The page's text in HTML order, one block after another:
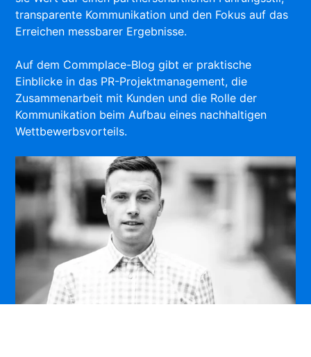
transparente Kommunikation und den Fokus auf das
Erreichen messbarer Ergebnisse.
Auf dem Commplace-Blog gibt er praktische
Einblicke in das PR-Projektmanagement, die
Zusammenarbeit mit Kunden und die Rolle der
Kommunikation beim Aufbau eines nachhaltigen
Wettbewerbsvorteils.